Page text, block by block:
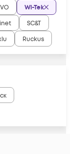
Wi-Tek
SC&T
Ruckus